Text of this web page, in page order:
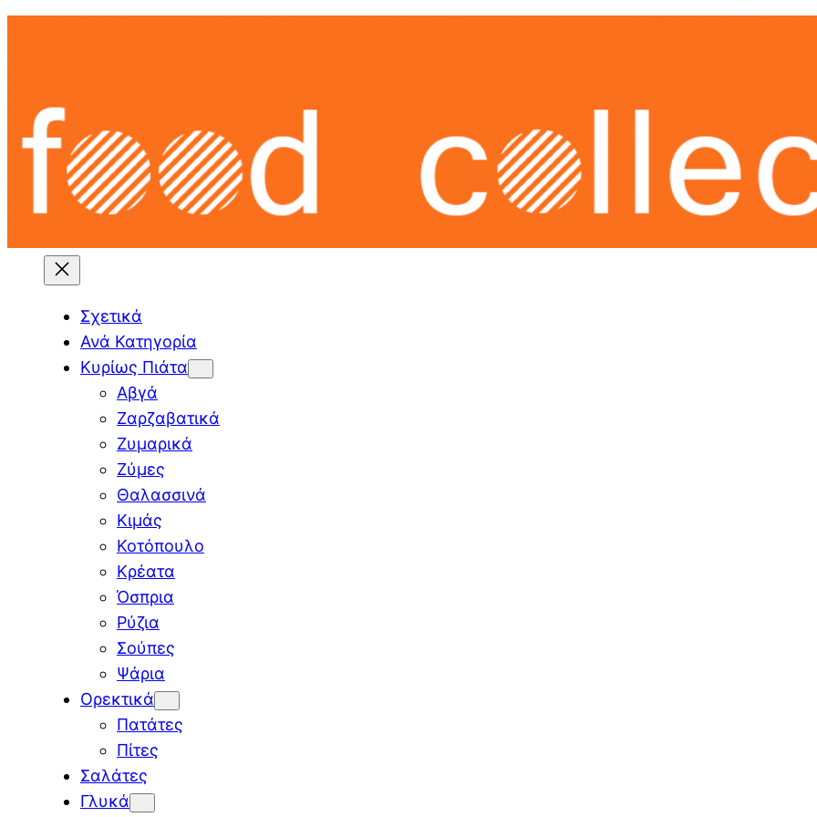
Skip
Σχετικά
Ανά Κατηγορία
Κυρίως Πιάτα
Αβγά
Ζαρζαβατικά
Ζυμαρικά
Ζύμες
Θαλασσινά
Κιμάς
Κοτόπουλο
Κρέατα
Όσπρια
Ρύζια
Σούπες
Ψάρια
Ορεκτικά
Πατάτες
Πίτες
Σαλάτες
Γλυκά